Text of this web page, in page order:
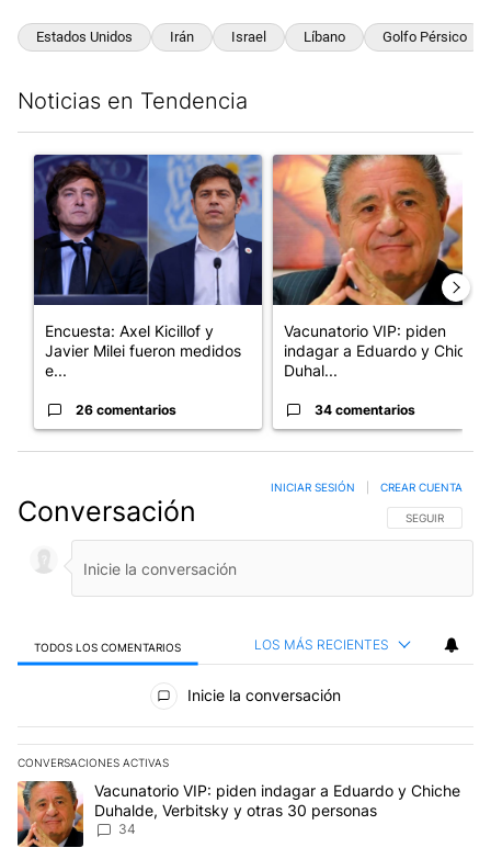
Estados Unidos Irán Israel Líbano Golfo Pérsico
Noticias en Tendencia
Un artículo de tendencia con el título "Encuesta: Axel Kicillof y
Encuesta: Axel Kicillof y
Javier Milei fueron medidos
e...
26 comentarios
Un artículo de tendencia con
Vacunatorio VIP: piden
indagar a Eduardo y Chiche
Duhal...
34 comentarios
Conversación SIGA ESTA
SEGUIR
INICIAR SESIÓN CREAR CUENTA
TODOS LOS COMENTARIOS LOS MÁS RECIENTES
Todos los comentarios
Inicie la conversación
CONVERSACIONES ACTIVAS
Este listado muestra los artículos con más comentarios en los
Un artículo de tendencia con el título "Vacunatorio VIP: piden
Vacunatorio VIP: piden indagar a Eduardo y Chiche
Duhalde, Verbitsky y otras 30 personas
34